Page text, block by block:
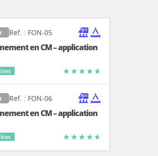
Ref. : FON-05
en CM – application
Ref. : FON-06
en CM – application